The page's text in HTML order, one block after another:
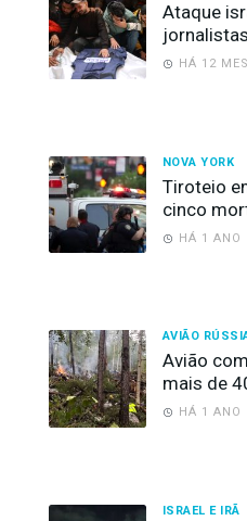
Ataque
HÁ 12
NOVA YORK
Tiroteio
cinco
HÁ 1 ANO
AVIÃO
Avião
mais de
HÁ 1 ANO
ISRAEL E IRÃ